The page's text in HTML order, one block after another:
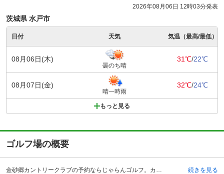
2026年08月06日 12時03分発表
茨城県 水戸市
日付 天気 気温（最高/最低）
08月06日(木)
曇のち晴
31℃/22℃
08月07日(金)
晴一時雨
32℃/24℃
もっと見る
ゴルフ場の概要
金砂郷カントリークラブの予約ならじゃらんゴルフ。カートの有無や利用税、キャンセル料、ナイター設備、駐車場などのコース情報はもちろん、口コミ、フォトギャラリーなどコースの難易度や攻略に役立つ情報充実、予約する度にポイントが貯まるのでお得にゴルフをお楽しみ頂けます。 金砂郷カントリークラブは茨城県常陸太田市にあるゴルフ場です。全18ホールのチャンピオンコースとしても有名です。都内からの交通アクセスは、常盤自動車道那珂インターチェンジより約25分となっています。大型駐車場も完備していますので、ゴルフコンペの際の大人数の移動も楽に行えます。高級ホテルを思わせるクラブハウスでは、プレー前後の緊張をほぐせる環境が整っています。クラブハウス内には大きなロッカールームや大浴場も完備されており、プレーのコンディションを整えるために良い条件がそろっています。2階にはコースを一望出来るレストランがあり、利用者から好評です。誰でも参加可能なオープンコンペも開催されており、日頃の練習の腕を競うために参加するゴルフプレーヤーも多く、人気があります。 続きを見る